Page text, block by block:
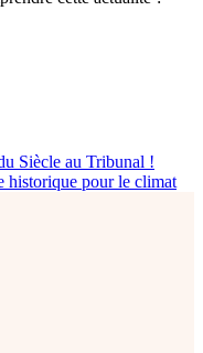
Siècle au Tribunal !
historique pour le climat